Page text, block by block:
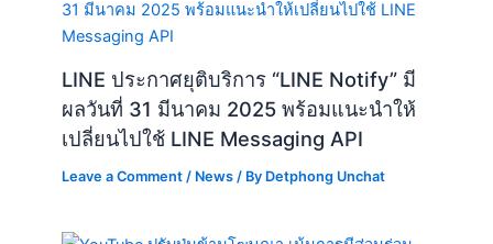
LINE ประกาศยุติบริการ “LINE Notify” มี
ผลวันที่ 31 มีนาคม 2025 พร้อมแนะนำให้
เปลี่ยนไปใช้ LINE Messaging API
Leave a Comment / News / By Detphong Unchat